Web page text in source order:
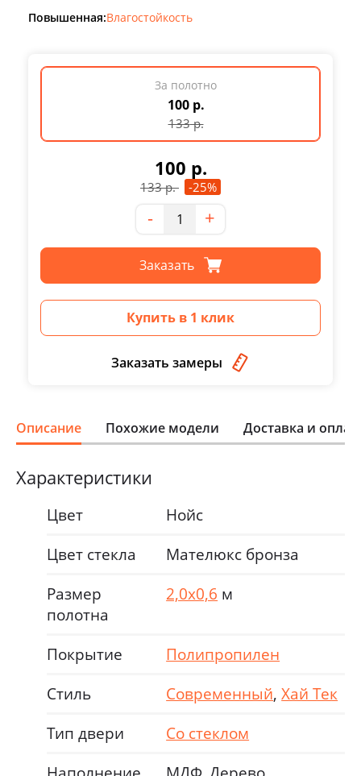
Повышенная:Влагостойкость
100 р.
133р. -25%
Количество
- +
За полотно
100 р.
133р.
Заказать
Купить в 1 клик
Заказать замеры
Описание Похожие модели Доставка и
Характеристики
Цвет
Нойс
Цвет стекла
Мателюкс бронза
Размер
полотна
2,0х0,6 м
Покрытие
Полипропилен
Стиль
Современный,Хай Тек
Тип двери
Со стеклом